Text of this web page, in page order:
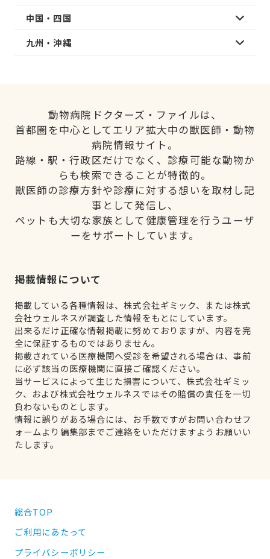
中国・四国
九州・沖縄
動物病院ドクターズ・ファイルは、
首都圏を中心としてエリア拡大中の獣医師・動物
病院情報サイト。
路線・駅・行政区だけでなく、診療可能な動物か
らも検索できることが特徴的。
獣医師の診療方針や診療に対する想いを取材し記
事として発信し、
ペットも大切な家族として健康管理を行うユーザ
ーをサポートしています。
掲載情報について
掲載している各種情報は、株式会社ギミック、または株式
会社ウェルネスが調査した情報をもとにしています。
出来るだけ正確な情報掲載に努めておりますが、内容を完
全に保証するものではありません。
掲載されている医療機関へ受診を希望される場合は、事前
に必ず該当の医療機関に直接ご確認ください。
当サービスによって生じた損害について、株式会社ギミッ
ク、および株式会社ウェルネスではその賠償の責任を一切
負わないものとします。
情報に誤りがある場合には、お手数ですがお問い合わせフ
ォームより編集部までご連絡をいただけますようお願いい
たします。
総合TOP
ご利用にあたって
プライバシーポリシー